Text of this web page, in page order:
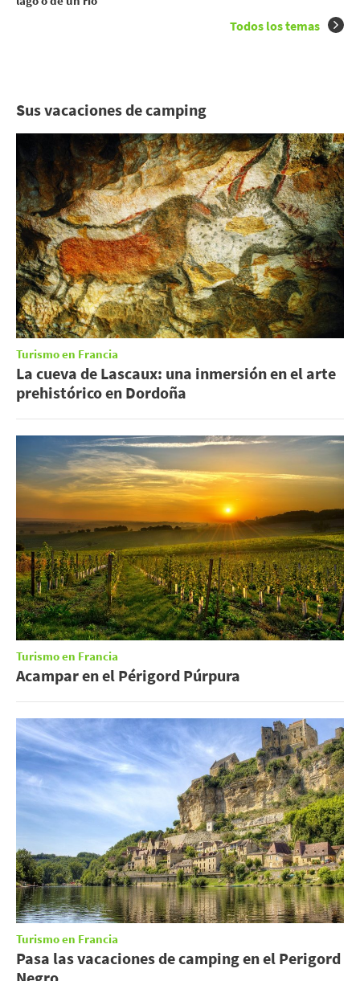
Todos los temas
Sus vacaciones de camping
Turismo en Francia
La cueva de Lascaux: una inmersión en el arte
prehistórico en Dordoña
Turismo en Francia
Acampar en el Périgord Púrpura
Turismo en Francia
Pasa las vacaciones de camping en el Perigord